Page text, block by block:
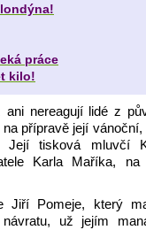
práce
kilo!
nereagují lidé z
přípravě její vánoční,
tisková mluvčí
Karla Maříka, na
Jiří Pomeje, který
už jejím